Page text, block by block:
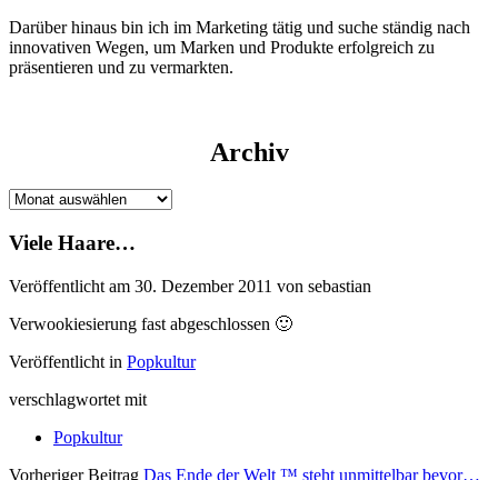
Darüber hinaus bin ich im Marketing tätig und suche ständig nach
innovativen Wegen, um Marken und Produkte erfolgreich zu
präsentieren und zu vermarkten.
Archiv
Archiv
Viele Haare…
Veröffentlicht am 30. Dezember 2011 von sebastian
Verwookiesierung fast abgeschlossen 🙂
Veröffentlicht in Popkultur
verschlagwortet mit
Popkultur
Vorheriger Beitrag Das Ende der Welt ™ steht unmittelbar bevor…